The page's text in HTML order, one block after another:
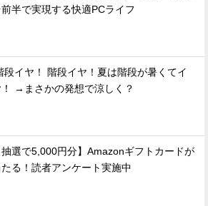
前半で実現する快適PCライフ
段イヤ！ 階段イヤ！夏は階段が暑くてイ
！ →まさかの発想で涼しく？
抽選で5,000円分】Amazonギフトカードが
たる！読者アンケート実施中